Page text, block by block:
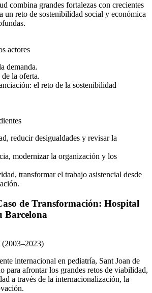
combina grandes fortalezas con crecientes
un reto de sostenibilidad social y económica
actores
demanda.
de la oferta.
el reto de la sostenibilidad
reducir desigualdades y revisar la
modernizar la organización y los
transformar el trabajo asistencial desde
de Transformación: Hospital
Barcelona
internacional en pediatría, Sant Joan de
para afrontar los grandes retos de viabilidad,
a través de la internacionalización, la